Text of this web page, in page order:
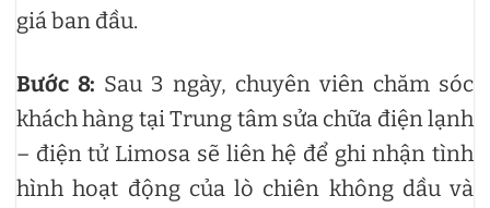
giá ban đầu.
Bước 8: Sau 3 ngày, chuyên viên chăm sóc
khách hàng tại Trung tâm sửa chữa điện lạnh
– điện tử Limosa sẽ liên hệ để ghi nhận tình
hình hoạt động của lò chiên không dầu và